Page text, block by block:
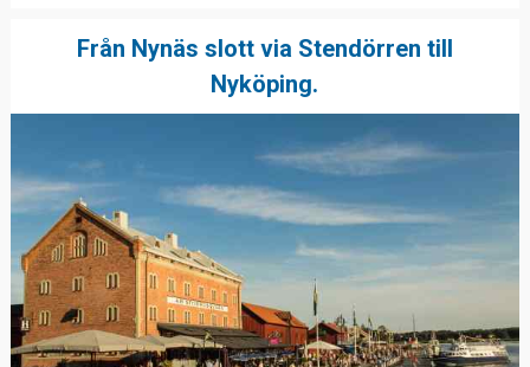
Från Nynäs slott via Stendörren till
Nyköping.